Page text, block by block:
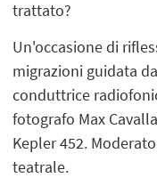
trattato?
Un'occasione di
migrazioni guidata
conduttrice
fotografo Max
Kepler 452.
teatrale.